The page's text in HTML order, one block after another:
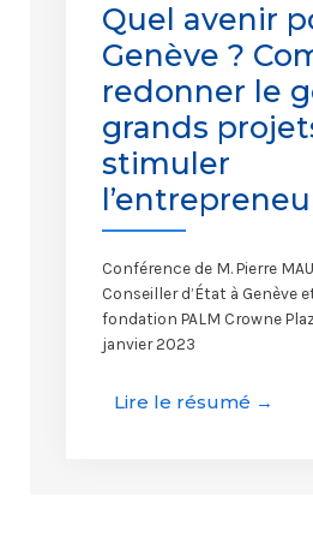
Quel avenir
Genève ?
redonner le
grands
stimuler
Conférence de M. Pierre
Conseiller d’État à Genève
fondation PALM Crowne
janvier 2023
Lire le résumé →